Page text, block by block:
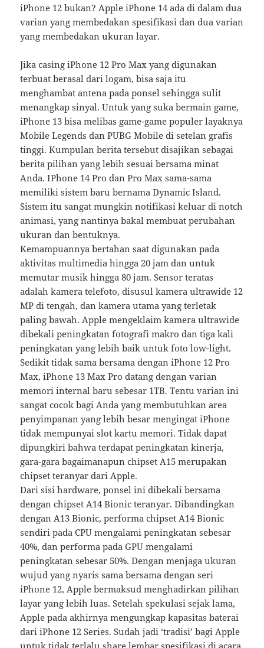
iPhone 12 bukan? Apple iPhone 14 ada di dalam dua
varian yang membedakan spesifikasi dan dua varian
yang membedakan ukuran layar.
Jika casing iPhone 12 Pro Max yang digunakan
terbuat berasal dari logam, bisa saja itu
menghambat antena pada ponsel sehingga sulit
menangkap sinyal. Untuk yang suka bermain game,
iPhone 13 bisa melibas game-game populer layaknya
Mobile Legends dan PUBG Mobile di setelan grafis
tinggi. Kumpulan berita tersebut disajikan sebagai
berita pilihan yang lebih sesuai bersama minat
Anda. IPhone 14 Pro dan Pro Max sama-sama
memiliki sistem baru bernama Dynamic Island.
Sistem itu sangat mungkin notifikasi keluar di notch
animasi, yang nantinya bakal membuat perubahan
ukuran dan bentuknya.
Kemampuannya bertahan saat digunakan pada
aktivitas multimedia hingga 20 jam dan untuk
memutar musik hingga 80 jam. Sensor teratas
adalah kamera telefoto, disusul kamera ultrawide 12
MP di tengah, dan kamera utama yang terletak
paling bawah. Apple mengeklaim kamera ultrawide
dibekali peningkatan fotografi makro dan tiga kali
peningkatan yang lebih baik untuk foto low-light.
Sedikit tidak sama bersama dengan iPhone 12 Pro
Max, iPhone 13 Max Pro datang dengan varian
memori internal baru sebesar 1TB. Tentu varian ini
sangat cocok bagi Anda yang membutuhkan area
penyimpanan yang lebih besar mengingat iPhone
tidak mempunyai slot kartu memori. Tidak dapat
dipungkiri bahwa terdapat peningkatan kinerja,
gara-gara bagaimanapun chipset A15 merupakan
chipset teranyar dari Apple.
Dari sisi hardware, ponsel ini dibekali bersama
dengan chipset A14 Bionic teranyar. Dibandingkan
dengan A13 Bionic, performa chipset A14 Bionic
sendiri pada CPU mengalami peningkatan sebesar
40%, dan performa pada GPU mengalami
peningkatan sebesar 50%. Dengan menjaga ukuran
wujud yang nyaris sama bersama dengan seri
iPhone 12, Apple bermaksud menghadirkan pilihan
layar yang lebih luas. Setelah spekulasi sejak lama,
Apple pada akhirnya mengungkap kapasitas baterai
dari iPhone 12 Series. Sudah jadi ‘tradisi’ bagi Apple
untuk tidak terlalu share lembar spesifikasi di acara